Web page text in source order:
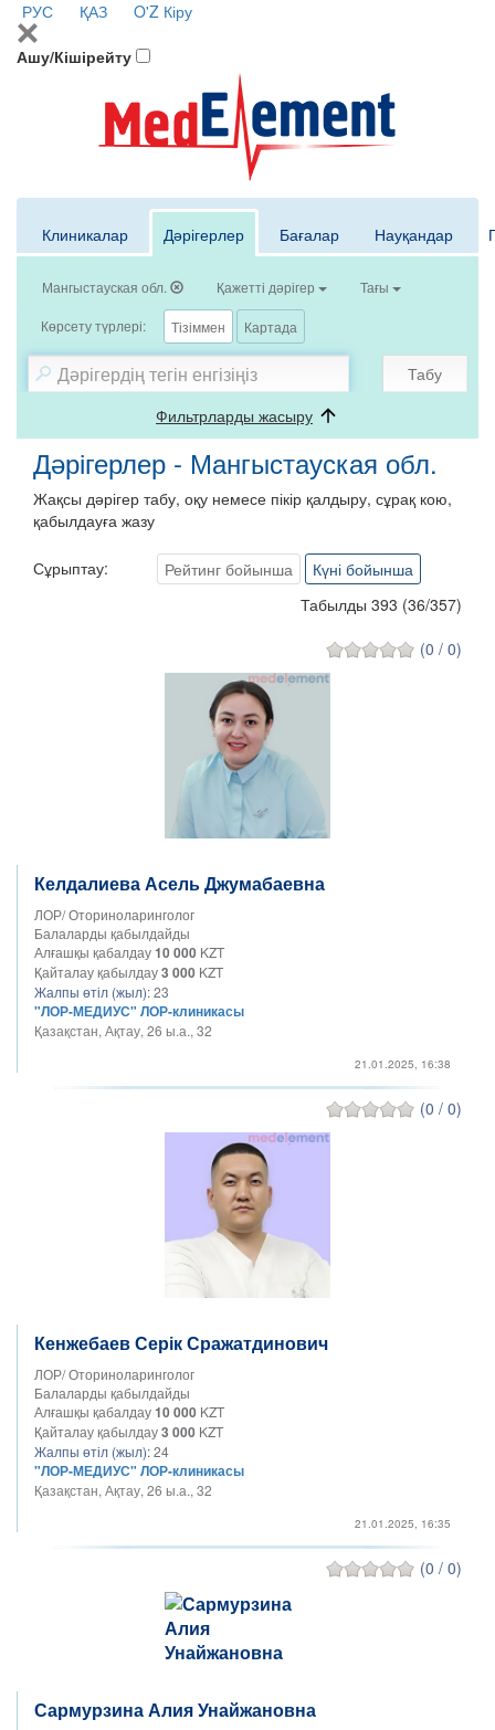
РУС ҚАЗ O'Z Кіру
Ашу/Кішірейту
Клиникалар Дәрігерлер Бағалар Науқандар
Мангыстауская обл. Қажетті дәрігер Тағы
Көрсету түрлері: Тізіммен Картада
Табу
Фильтрларды жасыру
Дәрігерлер - Мангыстауская обл.
Жақсы дәрігер табу, оқу немесе пікір қалдыру, сұрақ кою,
қабылдауға жазу
Сұрыптау: Рейтинг бойынша
Күні бойынша
Табылды 393 (36/357)
(0 / 0)
Келдалиева Асель Джумабаевна
ЛОР/ Оториноларинголог
Балаларды қабылдайды
Алғашқы қабалдау10 000 KZT
Қайталау қабылдау3 000 KZT
Жалпы өтіл (жыл):23
"ЛОР-МЕДИУС" ЛОР-клиникасы
Қазақстан, Ақтау, 26 ы.а., 32
21.01.2025, 16:38
(0 / 0)
Кенжебаев Серік Сражатдинович
ЛОР/ Оториноларинголог
Балаларды қабылдайды
Алғашқы қабалдау10 000 KZT
Қайталау қабылдау3 000 KZT
Жалпы өтіл (жыл):24
"ЛОР-МЕДИУС" ЛОР-клиникасы
Қазақстан, Ақтау, 26 ы.а., 32
21.01.2025, 16:35
(0 / 0)
Сармурзина Алия Унайжановна